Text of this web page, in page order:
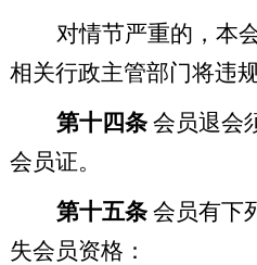
对情节严重的，本
相关行政主管部门将违
第十四条会员退会
会员证。
第十五条会员有下
失会员资格：